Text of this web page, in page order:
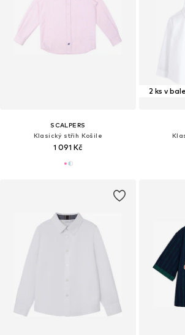
SCALPERS
Klasický střih Košile
1 091 Kč
2 ks v